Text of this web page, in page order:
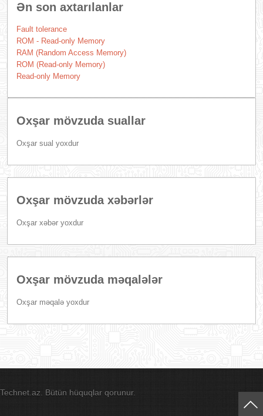
Ən son axtarılanlar
Fault tolerance
ROM - Read-only Memory
RAM (Random Access Memory)
ROM (Read-only Memory)
Read-only Memory
Oxşar mövzuda suallar
Oxşar sual yoxdur
Oxşar mövzuda xəbərlər
Oxşar xəbər yoxdur
Oxşar mövzuda məqalələr
Oxşar məqalə yoxdur
Technet.az. Bütün hüquqlar qorunur.